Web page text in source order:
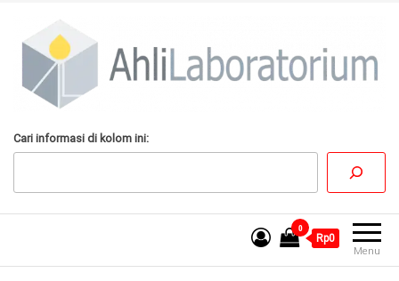
konten
AhliLaboratorium
AhliLaboratorium
Cari informasi di kolom ini:
Menu
0
Rp0